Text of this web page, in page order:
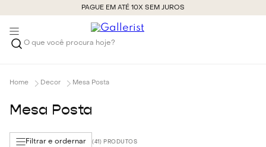
PAGUE EM ATÉ 10X SEM JUROS
O que você procura hoje?
Decor Mesa Posta
Mesa Posta
Filtrar e ordernar 41